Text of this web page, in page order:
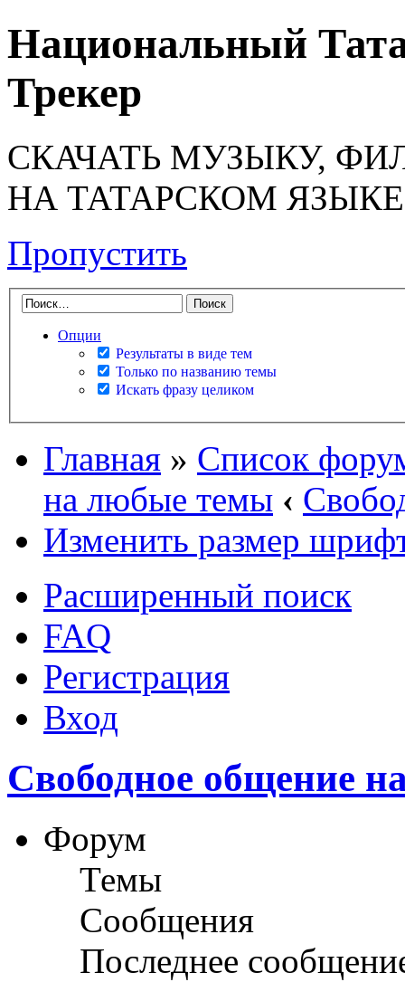
Национальный
Трекер
СКАЧАТЬ МУЗЫКУ,
НА ТАТАРСКОМ ЯЗЫКЕ
Пропустить
Опции
Результаты в виде тем
Только по названию темы
Искать фразу целиком
Главная » Список
на любые темы ‹
Изменить размер
Расширенный поиск
FAQ
Регистрация
Вход
Свободное общение
Форум
Темы
Сообщения
Последнее